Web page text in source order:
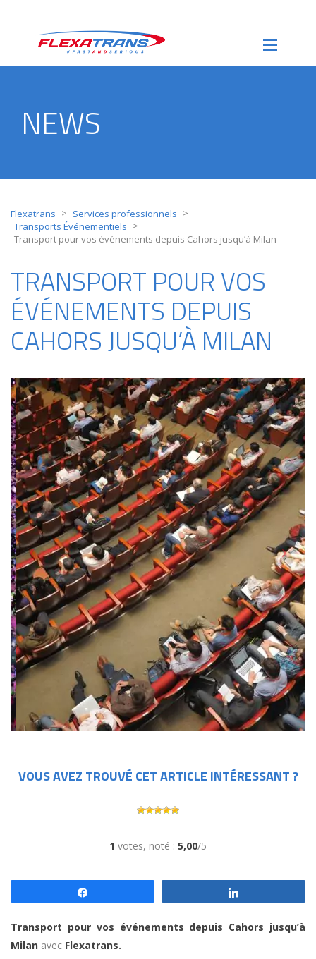
NEWS
Flexatrans > Services professionnels >
Transports Événementiels >
Transport pour vos événements depuis Cahors jusqu’à Milan
TRANSPORT POUR VOS
ÉVÉNEMENTS DEPUIS
CAHORS JUSQU’À MILAN
VOUS AVEZ TROUVÉ CET ARTICLE INTÉRESSANT ?
1 votes, noté : 5,00/5
Transport pour vos événements depuis Cahors jusqu’à
Milan avec Flexatrans.